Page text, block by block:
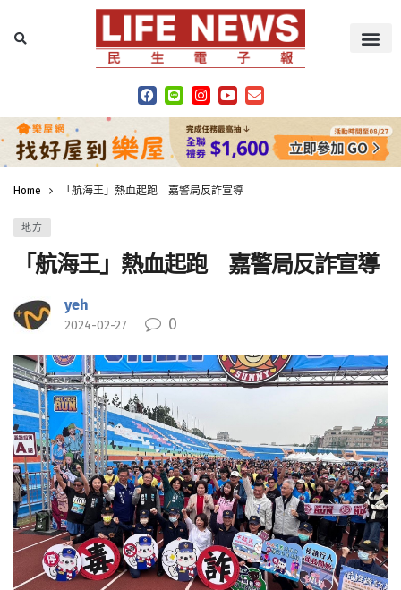
Home 「航海王」熱血起跑 嘉警局反詐宣導
地方
「航海王」熱血起跑 嘉警局反詐宣導
yeh
2024-02-27 0